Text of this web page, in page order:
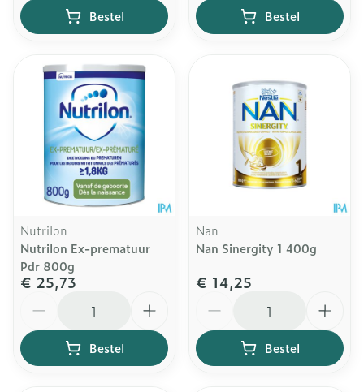
Bestel Bestel
Nutrilon
Nutrilon Ex-prematuur
Pdr 800g
€ 25,73
Bestel
Nan
Nan Sinergity 1 400g
€ 14,25
Bestel